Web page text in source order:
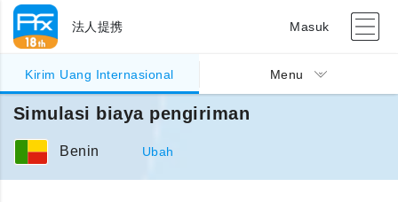
法人提携 Masuk
Kirim Uang Internasional Menu
Simulasi biaya pengiriman
Benin Ubah